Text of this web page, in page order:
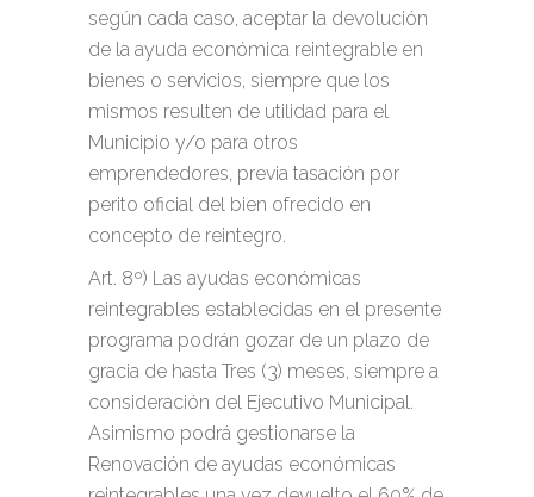
según cada caso, aceptar la devolución
de la ayuda económica reintegrable en
bienes o servicios, siempre que los
mismos resulten de utilidad para el
Municipio y/o para otros
emprendedores, previa tasación por
perito oficial del bien ofrecido en
concepto de reintegro.
Art. 8º) Las ayudas económicas
reintegrables establecidas en el presente
programa podrán gozar de un plazo de
gracia de hasta Tres (3) meses, siempre a
consideración del Ejecutivo Municipal.
Asimismo podrá gestionarse la
Renovación de ayudas económicas